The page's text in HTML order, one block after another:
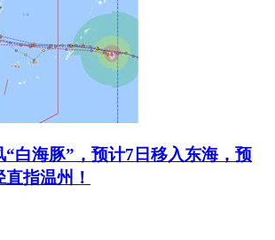
“白海豚”，预计7日移入东海，预
指温州！